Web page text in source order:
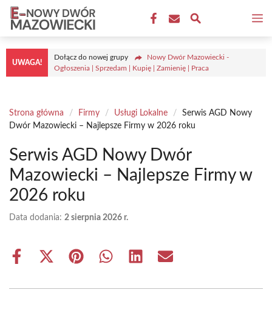
Przejdź
treści
UWAGA!
Dołącz do nowej grupy
Nowy Dwór Mazowiecki -
Ogłoszenia | Sprzedam | Kupię | Zamienię | Praca
Strona główna / Firmy / Usługi Lokalne /
Serwis AGD Nowy
Dwór Mazowiecki – Najlepsze Firmy w 2026 roku
Serwis AGD Nowy Dwór
Mazowiecki – Najlepsze Firmy w
2026 roku
Data dodania: 2 sierpnia 2026 r.
Share
Share
(Twitter)
Share Share Share Share